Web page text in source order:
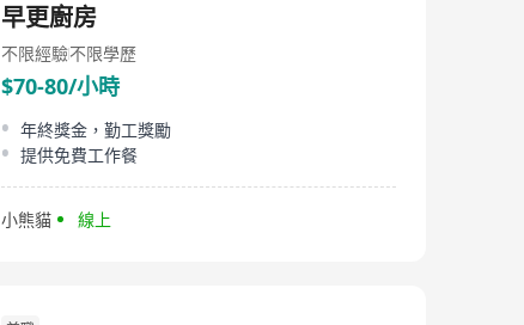
早更廚房
不限經驗不限學歷
$70-80/小時
年終獎金，勤工獎勵
提供免費工作餐
小熊貓 線上